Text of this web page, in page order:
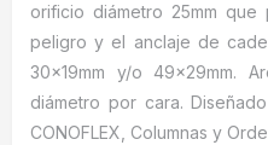
orificio diámetro 25mm
peligro y el anclaje de
30x19mm y/o 49x29mm.
diámetro por cara.
CONOFLEX, Columnas y